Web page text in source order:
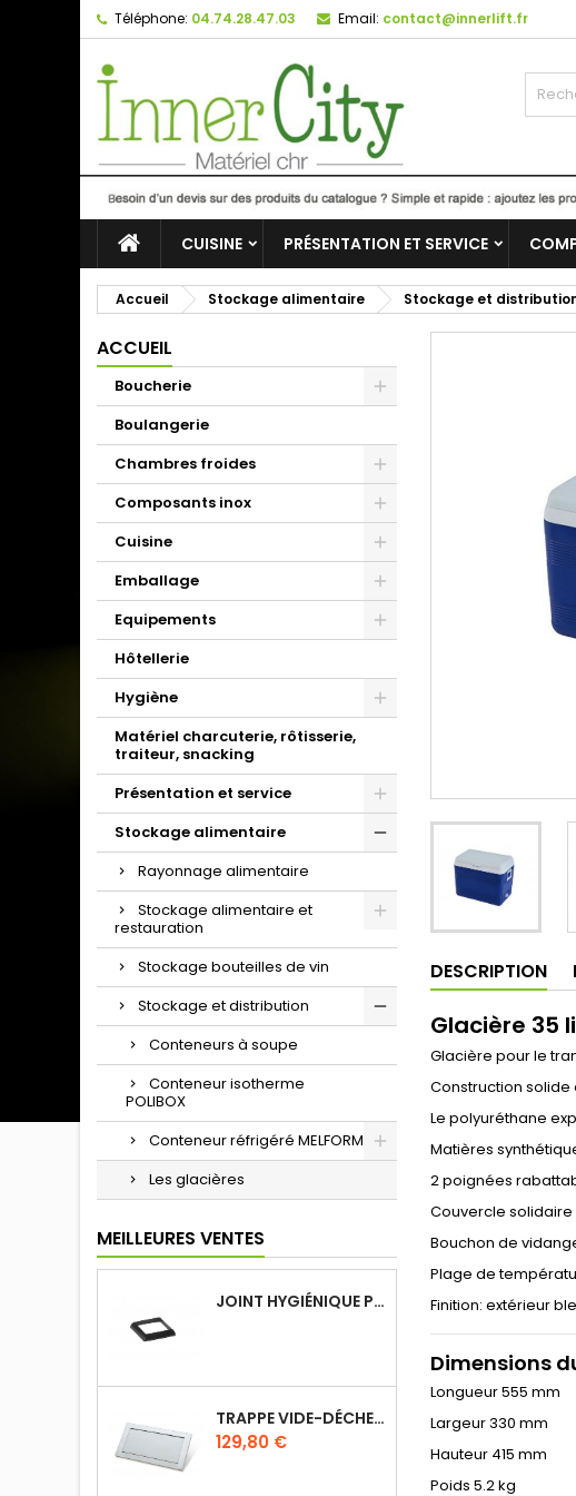
Téléphone: 04.74.28.47.03 Email: contact@innerlift.fr
CUISINE PRÉSENTATION ET SERVICE
Accueil Stockage alimentaire Stockage et
ACCUEIL
Boucherie
Boulangerie
Chambres froides
Composants inox
Cuisine
Emballage
Equipements
Hôtellerie
Hygiène
Matériel charcuterie, rôtisserie,
traiteur, snacking
Présentation et service
Stockage alimentaire
Rayonnage alimentaire
Stockage alimentaire et
restauration
Stockage bouteilles de vin
Stockage et distribution
Conteneurs à soupe
Conteneur isotherme
POLIBOX
Conteneur réfrigéré MELFORM
Les glacières
MEILLEURES VENTES
JOINT HYGIÉNIQUE POUR ANNEAU TUBE 40 X 40 MM NOIR
TRAPPE VIDE-DÉCHETS BASCULANT ENCASTRABLE EN INOX
Prix
129,80 €
DESCRIPTION
Glacière 35
Glacière pour le
Construction
Le polyuréthane
Matières
2 poignées
Couvercle
Bouchon de
Plage de
Finition: extérieur
Dimensions
Longueur 555 mm
Largeur 330 mm
Hauteur 415 mm
Poids 5.2 kg